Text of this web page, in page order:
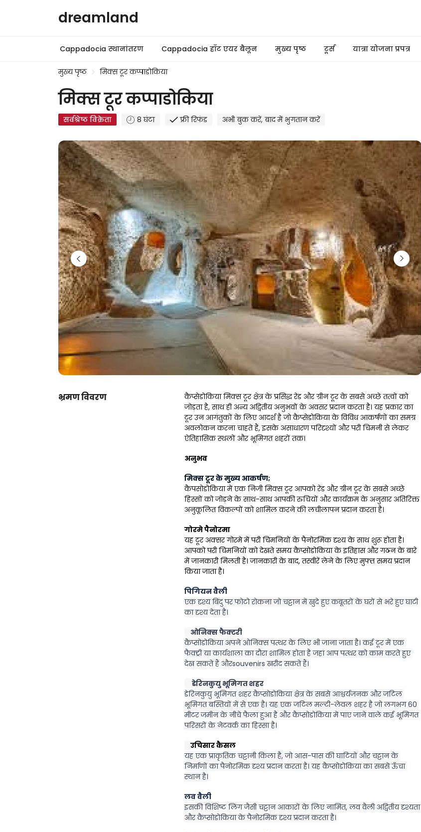
dreamland
Cappadocia स्थानांतरण Cappadocia हॉट एयर बैलून मुख्य पृष्ठ टूर्स यात्रा योजना प्रपत्र
मुख्य पृष्ठ मिक्स टूर कप्पाडोकिया
मिक्स टूर कप्पाडोकिया
सर्वश्रेष्ठ विक्रेता 8 घंटा फ्री रिफंड अभी बुक करें, बाद में भुगतान करें
भ्रमण विवरण
कैप्सेडोकिया मिक्स टूर क्षेत्र के प्रसिद्ध रेड और ग्रीन टूर के सबसे अच्छे तत्वों को
जोड़ता है, साथ ही अन्य अद्वितीय अनुभवों के अवसर प्रदान करता है। यह प्रकार का
टूर उन आगंतुकों के लिए आदर्श है जो कैप्सेडोकिया के विविध आकर्षणों का समग्र
अवलोकन करना चाहते हैं, इसके असाधारण परिदृश्यों और परी चिमनी से लेकर
ऐतिहासिक स्थलों और भूमिगत शहरों तक।
अनुभव
मिक्स टूर के मुख्य आकर्षण;
कैपसोडोकिया में एक निजी मिक्स टूर आपको रेड और ग्रीन टूर के सबसे अच्छे
हिस्सों को जोड़ने के साथ-साथ आपकी रुचियों और कार्यक्रम के अनुसार अतिरिक्त
अनुकूलित विकल्पों को शामिल करने की लचीलापन प्रदान करता है।
गोरमे पैनोरमा
यह टूर अक्सर गोरमे में परी चिमनियों के पैनोरमिक दृश्य के साथ शुरू होता है।
आपको परी चिमनियों को देखते समय कैप्सोडोकिया के इतिहास और गठन के बारे
में जानकारी मिलती है। जानकारी के बाद, तस्वीरें लेने के लिए मुफ्त समय प्रदान
किया जाता है।
पिगियन वैली
एक दृश्य बिंदु पर फोटो रोकना जो चट्टान में खुदे हुए कबूतरों के घरों से भरे हुए घाटी
का दृश्य देता है।
ओनिक्स फैक्टरी
कैप्सोडोकिया अपने ओनिक्स पत्थर के लिए भी जाना जाता है। कई टूर में एक
फैक्ट्री या कार्यशाला का दौरा शामिल होता है जहां आप पत्थर को काम करते हुए
देख सकते हैं औरsouvenirs खरीद सकते हैं।
डेरिनकुयु भूमिगत शहर
डेरिनकुयु भूमिगत शहर कैप्सोडोकिया क्षेत्र के सबसे आश्चर्यजनक और जटिल
भूमिगत बस्तियों में से एक है। यह एक जटिल मल्टी-लेवल शहर है जो लगभग 60
मीटर जमीन के नीचे फैला हुआ है और कैप्सोडोकिया में पाए जाने वाले कई भूमिगत
परिसरों के नेटवर्क का हिस्सा है।
उचिसार कैसल
यह एक प्राकृतिक चट्टानी किला है, जो आस-पास की घाटियों और चट्टान के
निर्माणों का पैनोरमिक दृश्य प्रदान करता है। यह कैप्सोडोकिया का सबसे ऊँचा
स्थान है।
लव वैली
इसकी विशिष्ट लिंग जैसी चट्टान आकारों के लिए नामित, लव वैली अद्वितीय दृश्यता
और कैप्सोडोकिया के पैनोरमिक दृश्य प्रदान करता है।